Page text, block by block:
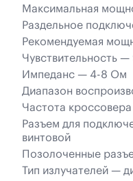
Максимальная
Раздельное
Рекомендуемая
Чувствительность —
Импеданс — 4-8 Ом
Диапазон
Частота
Разъем для
винтовой
Позолоченные
Тип излучателей —